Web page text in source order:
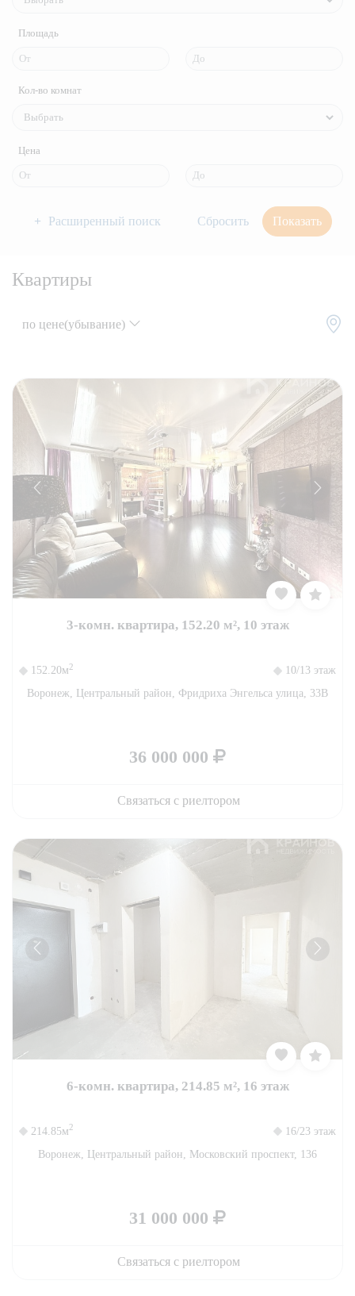
Площадь
Кол-во комнат
Цена
Расширенный поиск Показать
Квартиры
по цене(убывание)
3-комн. квартира, 152.20 м², 10 этаж
152.20м2
10/13 этаж
Воронеж, Центральный район, Фридриха Энгельса улица, 33В
36 000 000
Связаться с риелтором
6-комн. квартира, 214.85 м², 16 этаж
214.85м2
16/23 этаж
Воронеж, Центральный район, Московский проспект, 136
31 000 000
Связаться с риелтором